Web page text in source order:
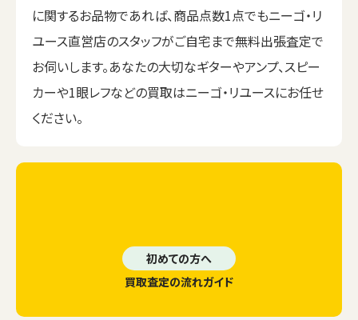
に関するお品物であれば、商品点数1点でもニーゴ・リ
ユース直営店のスタッフがご自宅まで無料出張査定で
お伺いします。あなたの大切なギターやアンプ、スピー
カーや1眼レフなどの買取はニーゴ・リユースにお任せ
ください。
初めての方へ
買取査定の流れガイド